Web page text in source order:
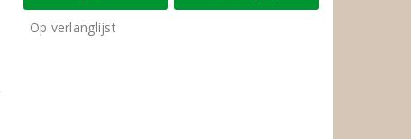
Op verlanglijst